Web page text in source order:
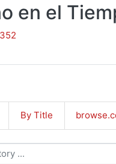
en el
By Title